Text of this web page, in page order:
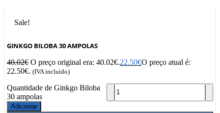
Sale!
GINKGO BILOBA 30 AMPOLAS
40.02€ O preço original era: 40.02€.22.50€O preço atual é:
22.50€. (IVA incluido)
Quantidade de Ginkgo Biloba
30 ampolas
Adicionar